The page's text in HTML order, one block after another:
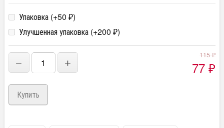
Упаковка (+50 ₽)
Улучшенная упаковка (+200 ₽)
− +
115₽
77 ₽